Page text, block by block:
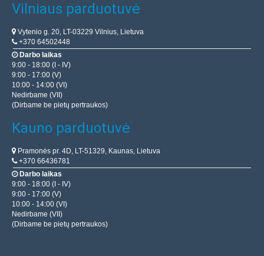
Vilniaus parduotuvė
Vytenio g. 20, LT-03229 Vilnius, Lietuva
+370 64502448
Darbo laikas
9:00 - 18:00 (I - IV)
9:00 - 17:00 (V)
10:00 - 14:00 (VI)
Nedirbame (VII)
(Dirbame be pietų pertraukos)
Kauno parduotuvė
Pramonės pr. 4D, LT-51329, Kaunas, Lietuva
+370 66436781
Darbo laikas
9:00 - 18:00 (I - IV)
9:00 - 17:00 (V)
10:00 - 14:00 (VI)
Nedirbame (VII)
(Dirbame be pietų pertraukos)